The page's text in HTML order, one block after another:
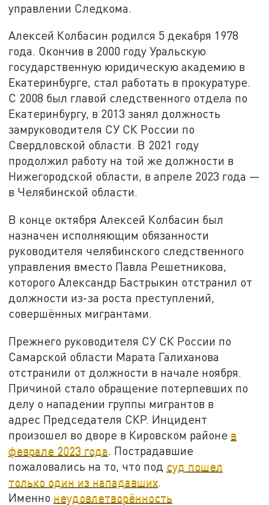
управлении Следкома.
Алексей Колбасин родился 5 декабря 1978
года. Окончив в 2000 году Уральскую
государственную юридическую академию в
Екатеринбурге, стал работать в прокуратуре.
С 2008 был главой следственного отдела по
Екатеринбургу, в 2013 занял должность
замруководителя СУ СК России по
Свердловской области. В 2021 году
продолжил работу на той же должности в
Нижегородской области, в апреле 2023 года —
в Челябинской области.
В конце октября Алексей Колбасин был
назначен исполняющим обязанности
руководителя челябинского следственного
управления вместо Павла Решетникова,
которого Александр Бастрыкин отстранил от
должности из-за роста преступлений,
совершённых мигрантами.
Прежнего руководителя СУ СК России по
Самарской области Марата Галиханова
отстранили от должности в начале ноября.
Причиной стало обращение потерпевших по
делу о нападении группы мигрантов в
адрес Председателя СКР. Инцидент
произошел во дворе в Кировском районе в
феврале 2023 года. Пострадавшие
пожаловались на то, что под суд пошел
только один из нападавших.
Именно неудовлетворённость